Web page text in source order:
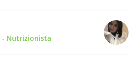
- Nutrizionista